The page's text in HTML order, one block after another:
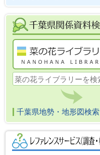
千葉県地勢・地形図検索